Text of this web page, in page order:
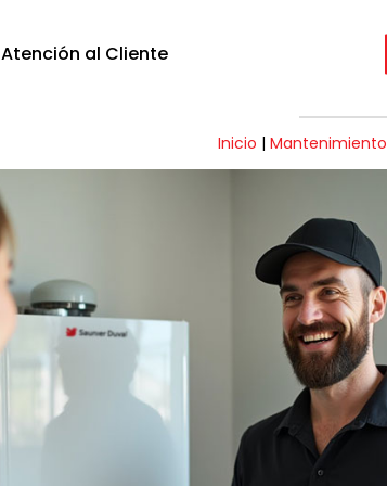
Atención al Cliente
Inicio | Mantenimiento